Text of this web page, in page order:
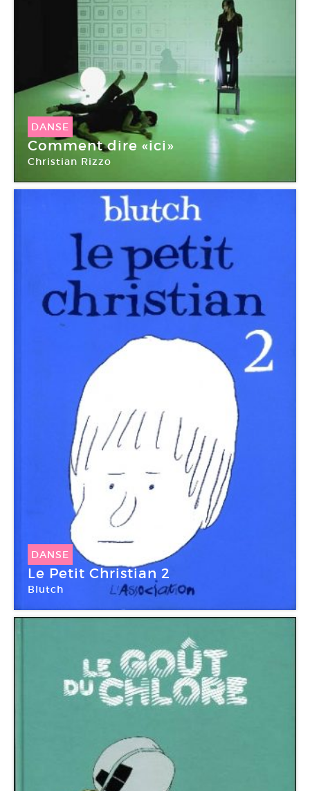
DANSE
Comment dire «ici»
Christian Rizzo
DANSE
Le Petit Christian 2
Blutch